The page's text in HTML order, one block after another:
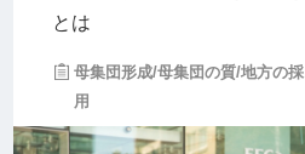
とは
母集団形成/母集団の質/地方の採
用